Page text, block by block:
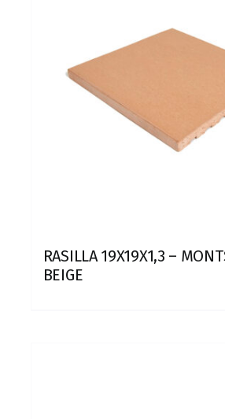
RASILLA 19X19X1,3 –
BEIGE